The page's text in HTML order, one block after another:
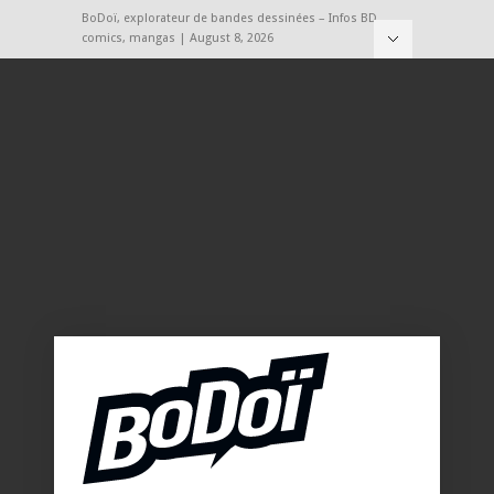
BoDoï, explorateur de bandes dessinées – Infos BD,
comics, mangas | August 8, 2026